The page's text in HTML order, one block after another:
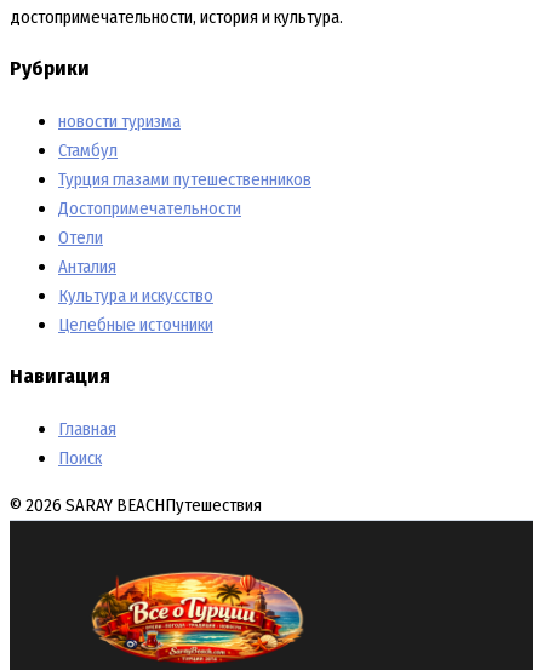
достопримечательности, история и культура.
Рубрики
новости туризма
Стамбул
Турция глазами путешественников
Достопримечательности
Отели
Анталия
Культура и искусство
Целебные источники
Навигация
Главная
Поиск
© 2026 SARAY BEACHПутешествия